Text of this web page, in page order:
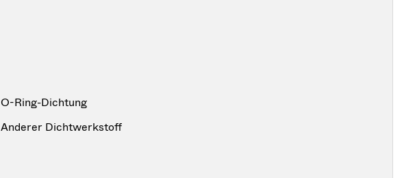
O-Ring-Dichtung
Anderer Dichtwerkstoff